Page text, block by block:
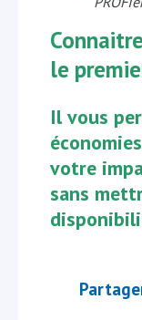
le
Il vous
votre
sans